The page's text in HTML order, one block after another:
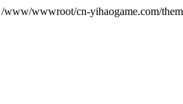
www/wwwroot/cn-yihaogame.com/